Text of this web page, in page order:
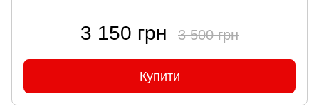
3 150 грн 3 500 грн
Купити